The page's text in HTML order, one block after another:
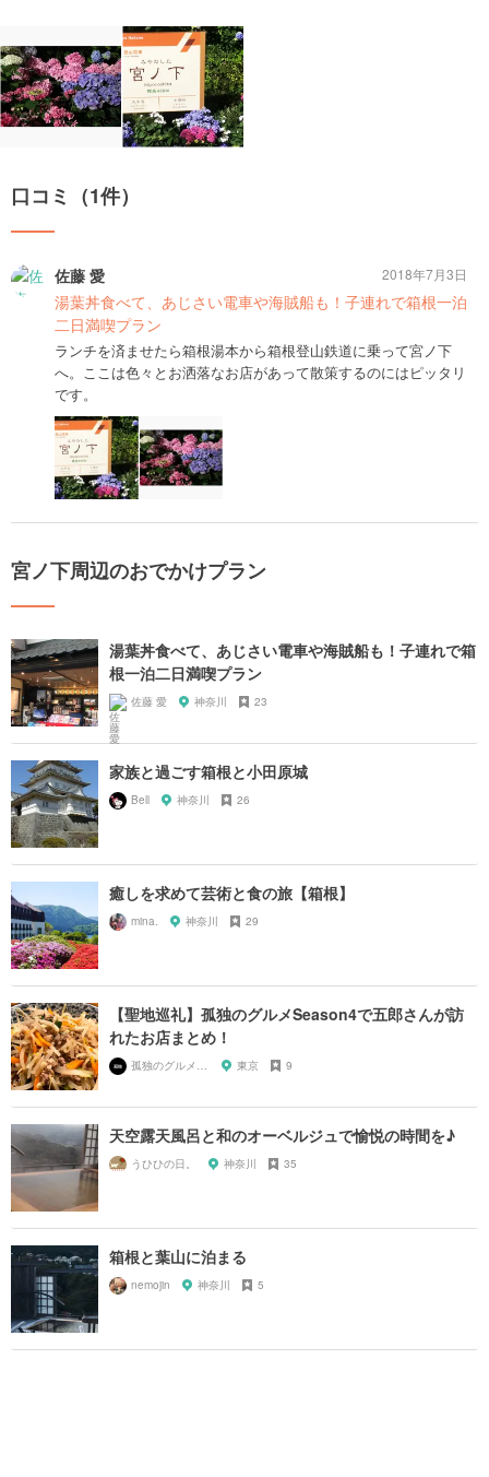
口コミ（1件）
佐藤 愛
湯葉丼食べて、あじさい電車や海賊船も！子連れで箱根一泊
二日満喫プラン
ランチを済ませたら箱根湯本から箱根登山鉄道に乗って宮ノ下
へ。ここは色々とお洒落なお店があって散策するのにはピッタリ
です。
2018年7月3日
宮ノ下周辺のおでかけプラン
湯葉丼食べて、あじさい電車や海賊船も！子連れで箱
根一泊二日満喫プラン
佐藤 愛 神奈川 23
家族と過ごす箱根と小田原城
Bell 神奈川 26
癒しを求めて芸術と食の旅【箱根】
mina. 神奈川 29
【聖地巡礼】孤独のグルメSeason4で五郎さんが訪
れたお店まとめ！
孤独のグルメ大好き芸人 東京 9
天空露天風呂と和のオーベルジュで愉悦の時間を♪
うひひの日。 神奈川 35
箱根と葉山に泊まる
nemojin 神奈川 5